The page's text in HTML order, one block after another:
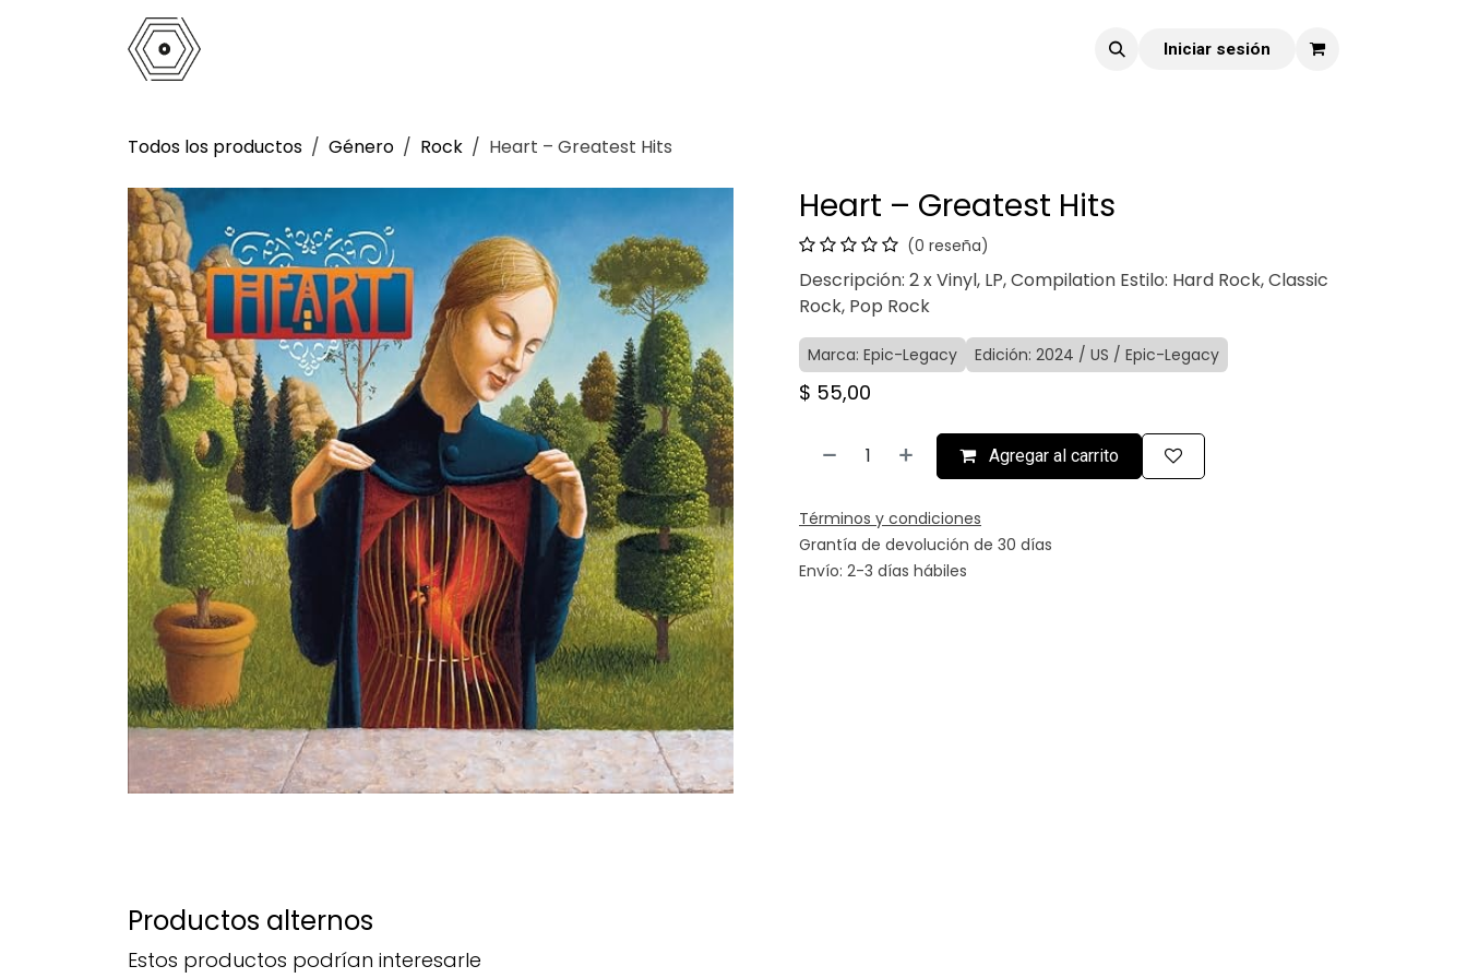
Iniciar sesión
Todos los productos Género Rock Heart – Greatest Hits
Heart – Greatest Hits
(0 reseña)
Descripción: 2 x Vinyl, LP, Compilation Estilo: Hard Rock, Classic
Rock, Pop Rock
Marca: Epic-Legacy Edición: 2024 / US / Epic-Legacy
$ 55,00
Agregar al carrito
Términos y condiciones
Grantía de devolución de 30 días
Envío: 2-3 días hábiles
Productos alternos
Estos productos podrían interesarle